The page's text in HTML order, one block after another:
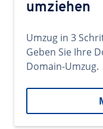
umziehen
Umzug in 3
Geben Sie Ihre
Domain-Umzug.